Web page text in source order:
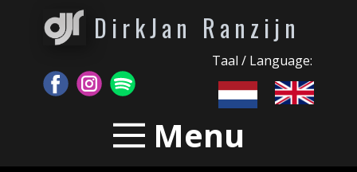
DirkJan Ranzijn
Taal / Language:
Menu